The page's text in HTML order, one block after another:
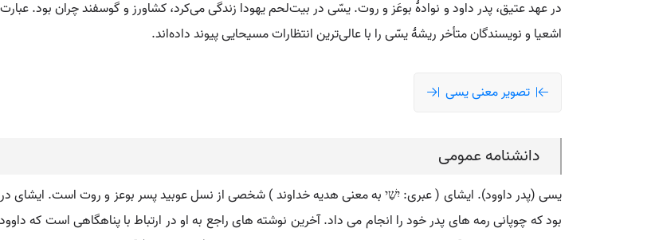
در عهد عتیق، پدر داود و نوادۀ بوعَز و روت. یسّی در بیت‌لحم یهودا زندگی می‌کرد، کشاورز و گوسفند چران بود. عبارت
اشعیا و نویسندگان متأخر ریشۀ یسّی را با عالی‌ترین انتظارات مسیحایی پیوند داده‌اند.
تصویر معنی یسی
دانشنامه عمومی
یسی (پدر داوود). ایشای ( عبری: יִשַׁי به معنی هدیه خداوند ) شخصی از نسل عوبید پسر بوعز و روت است.
بود که چوپانی رمه های پدر خود را انجام می داد. آخرین نوشته های راجع به او در ارتباط با پناهگاهی است که